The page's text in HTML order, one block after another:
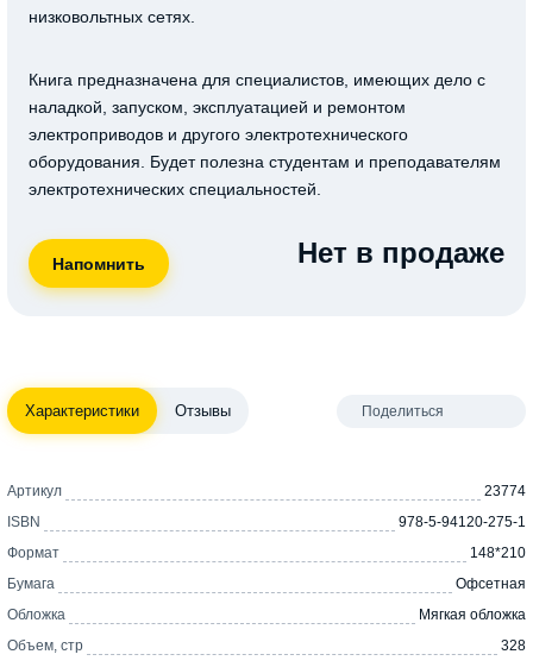
низковольтных сетях.
Книга предназначена для специалистов, имеющих дело с
наладкой, запуском, эксплуатацией и ремонтом
электроприводов и другого электротехнического
оборудования. Будет полезна студентам и преподавателям
электротехнических специальностей.
Нет в продаже
Характеристики Отзывы Поделиться
Артикул
23774
ISBN
978-5-94120-275-1
Формат
148*210
Бумага
Офсетная
Обложка
Мягкая обложка
Объем, стр
328